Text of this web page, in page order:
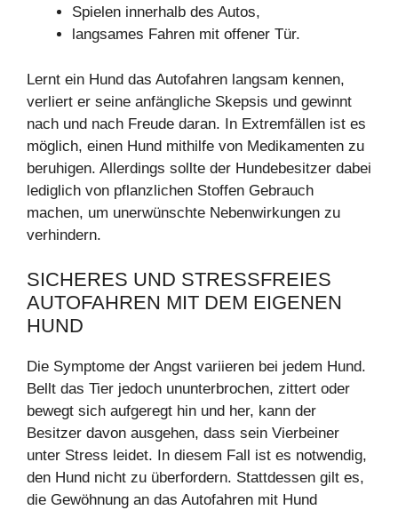
Spielen innerhalb des Autos,
langsames Fahren mit offener Tür.
Lernt ein Hund das Autofahren langsam kennen,
verliert er seine anfängliche Skepsis und gewinnt
nach und nach Freude daran. In Extremfällen ist es
möglich, einen Hund mithilfe von Medikamenten zu
beruhigen. Allerdings sollte der Hundebesitzer dabei
lediglich von pflanzlichen Stoffen Gebrauch
machen, um unerwünschte Nebenwirkungen zu
verhindern.
SICHERES UND STRESSFREIES
AUTOFAHREN MIT DEM EIGENEN
HUND
Die Symptome der Angst variieren bei jedem Hund.
Bellt das Tier jedoch ununterbrochen, zittert oder
bewegt sich aufgeregt hin und her, kann der
Besitzer davon ausgehen, dass sein Vierbeiner
unter Stress leidet. In diesem Fall ist es notwendig,
den Hund nicht zu überfordern. Stattdessen gilt es,
die Gewöhnung an das Autofahren mit Hund